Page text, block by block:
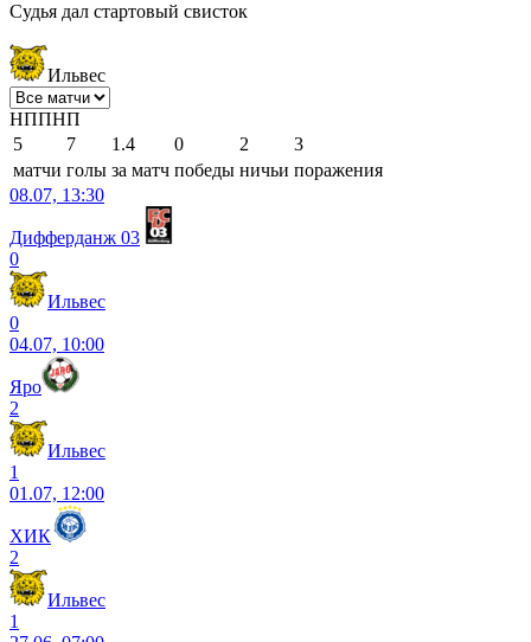
Судья дал стартовый свисток
Ильвес
НППНП
5
7 1.4 0 2
3
матчи голы за матч победы ничьи поражения
08.07, 13:30
Дифферданж 03
0
Ильвес
0
04.07, 10:00
Яро
2
Ильвес
1
01.07, 12:00
ХИК
2
Ильвес
1